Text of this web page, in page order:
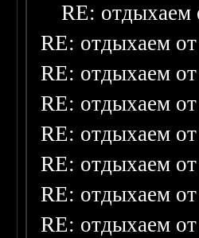
RE: отдыхаем
RE: отдыхаем
RE: отдыхаем
RE: отдыхаем
RE: отдыхаем
RE: отдыхаем
RE: отдыхаем
RE: отдыхаем